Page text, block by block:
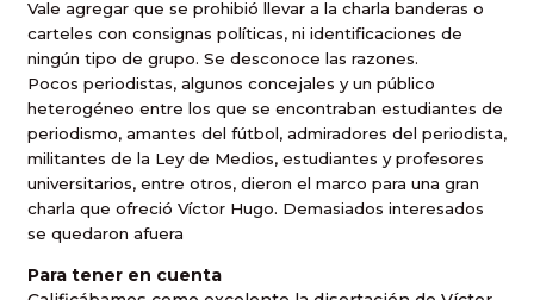
Vale agregar que se prohibió llevar a la charla banderas o
carteles con consignas políticas, ni identificaciones de
ningún tipo de grupo. Se desconoce las razones.
Pocos periodistas, algunos concejales y un público
heterogéneo entre los que se encontraban estudiantes de
periodismo, amantes del fútbol, admiradores del periodista,
militantes de la Ley de Medios, estudiantes y profesores
universitarios, entre otros, dieron el marco para una gran
charla que ofreció Víctor Hugo. Demasiados interesados
se quedaron afuera
Para tener en cuenta